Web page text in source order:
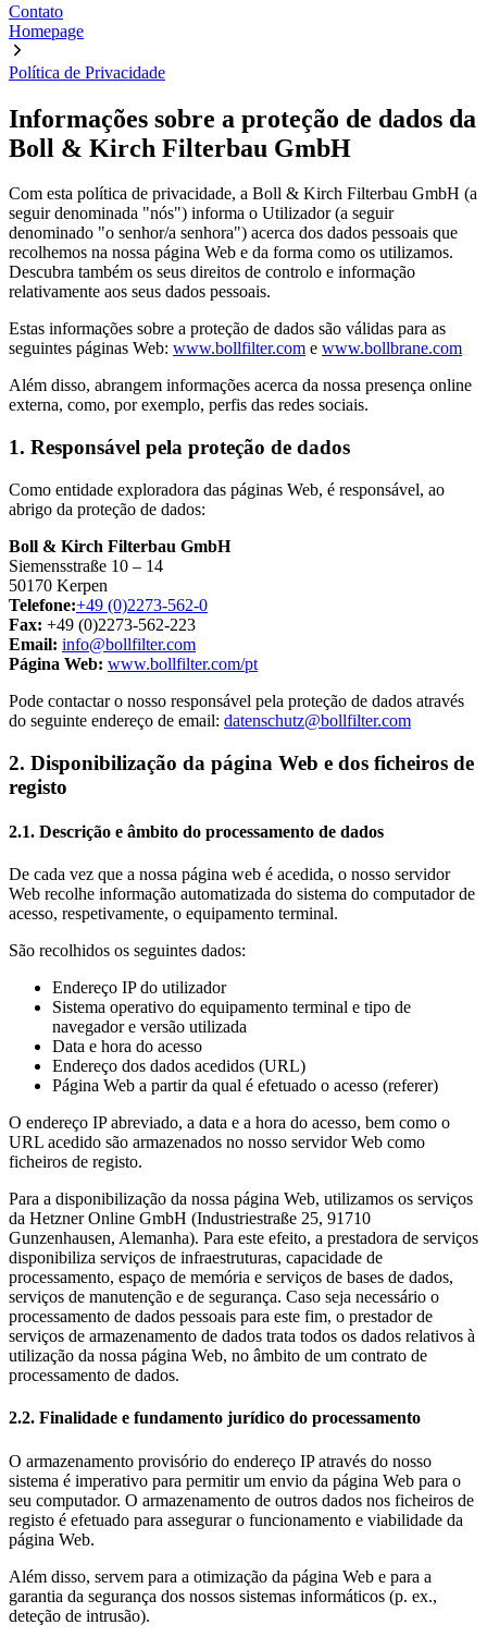
Contato
Homepage
Política de Privacidade
Informações sobre a proteção de dados da
Boll & Kirch Filterbau GmbH
Com esta política de privacidade, a Boll & Kirch Filterbau GmbH (a
seguir denominada "nós") informa o Utilizador (a seguir
denominado "o senhor/a senhora") acerca dos dados pessoais que
recolhemos na nossa página Web e da forma como os utilizamos.
Descubra também os seus direitos de controlo e informação
relativamente aos seus dados pessoais.
Estas informações sobre a proteção de dados são válidas para as
seguintes páginas Web: www.bollfilter.com e www.bollbrane.com
Além disso, abrangem informações acerca da nossa presença online
externa, como, por exemplo, perfis das redes sociais.
1. Responsável pela proteção de dados
Como entidade exploradora das páginas Web, é responsável, ao
abrigo da proteção de dados:
Boll & Kirch Filterbau GmbH
Siemensstraße 10 – 14
50170 Kerpen
Telefone:+49 (0)2273-562-0
Fax: +49 (0)2273-562-223
Email: info@bollfilter.com
Página Web: www.bollfilter.com/pt
Pode contactar o nosso responsável pela proteção de dados através
do seguinte endereço de email: datenschutz@bollfilter.com
2. Disponibilização da página Web e dos ficheiros de
registo
2.1. Descrição e âmbito do processamento de dados
De cada vez que a nossa página web é acedida, o nosso servidor
Web recolhe informação automatizada do sistema do computador de
acesso, respetivamente, o equipamento terminal.
São recolhidos os seguintes dados:
Endereço IP do utilizador
Sistema operativo do equipamento terminal e tipo de
navegador e versão utilizada
Data e hora do acesso
Endereço dos dados acedidos (URL)
Página Web a partir da qual é efetuado o acesso (referer)
O endereço IP abreviado, a data e a hora do acesso, bem como o
URL acedido são armazenados no nosso servidor Web como
ficheiros de registo.
Para a disponibilização da nossa página Web, utilizamos os serviços
da Hetzner Online GmbH (Industriestraße 25, 91710
Gunzenhausen, Alemanha). Para este efeito, a prestadora de serviços
disponibiliza serviços de infraestruturas, capacidade de
processamento, espaço de memória e serviços de bases de dados,
serviços de manutenção e de segurança. Caso seja necessário o
processamento de dados pessoais para este fim, o prestador de
serviços de armazenamento de dados trata todos os dados relativos à
utilização da nossa página Web, no âmbito de um contrato de
processamento de dados.
2.2. Finalidade e fundamento jurídico do processamento
O armazenamento provisório do endereço IP através do nosso
sistema é imperativo para permitir um envio da página Web para o
seu computador. O armazenamento de outros dados nos ficheiros de
registo é efetuado para assegurar o funcionamento e viabilidade da
página Web.
Além disso, servem para a otimização da página Web e para a
garantia da segurança dos nossos sistemas informáticos (p. ex.,
deteção de intrusão).